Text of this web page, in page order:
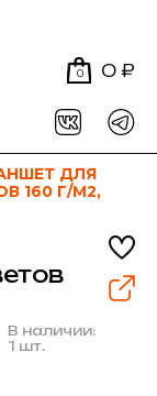
0 0 ₽
ДЛЯ
160 Г/М2,
В наличии:
1 шт.